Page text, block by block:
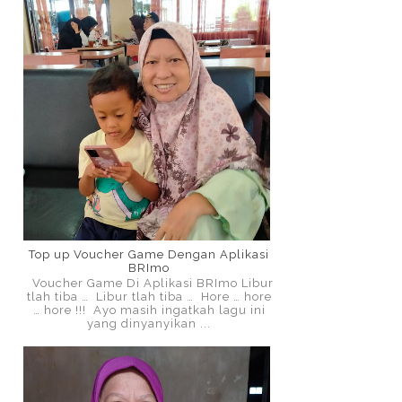
Top up Voucher Game Dengan Aplikasi
BRImo
Voucher Game Di Aplikasi BRImo Libur
tlah tiba … Libur tlah tiba … Hore … hore
… hore !!! Ayo masih ingatkah lagu ini
yang dinyanyikan ...